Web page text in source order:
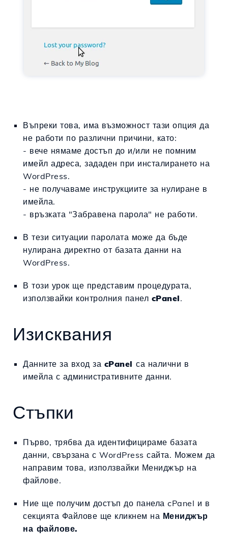
Въпреки това, има възможност тази опция да
не работи по различни причини, като:
- вече нямаме достъп до и/или не помним
имейл адреса, зададен при инсталирането на
WordPress.
- не получаваме инструкциите за нулиране в
имейла.
- връзката "Забравена парола" не работи.
В тези ситуации паролата може да бъде
нулирана директно от базата данни на
WordPress.
В този урок ще представим процедурата,
използвайки контролния панел cPanel.
Изисквания
Данните за вход за cPanel са налични в
имейла с административните данни.
Стъпки
Първо, трябва да идентифицираме базата
данни, свързана с WordPress сайта. Можем да
направим това, използвайки Мениджър на
файлове.
Ние ще получим достъп до панела cPanel и в
секцията Файлове ще кликнем на Мениджър
на файлове.